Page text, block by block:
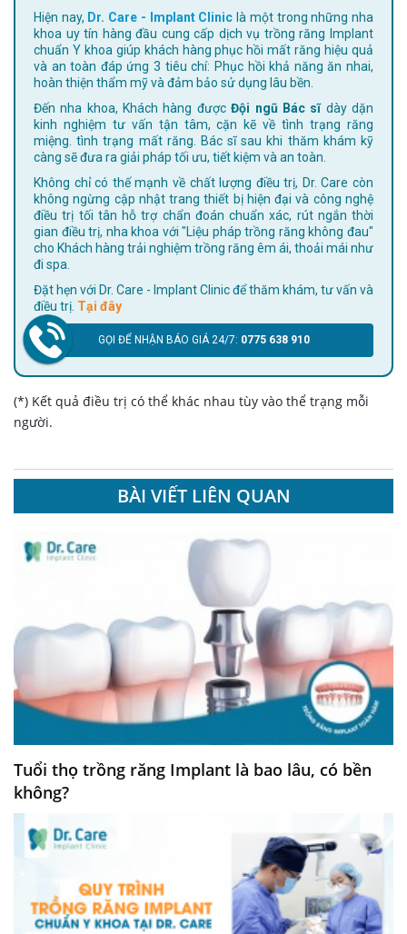
Hiện nay, Dr. Care - Implant Clinic là một trong những nha
khoa uy tín hàng đầu cung cấp dịch vụ trồng răng Implant
chuẩn Y khoa giúp khách hàng phục hồi mất răng hiệu quả
và an toàn đáp ứng 3 tiêu chí: Phục hồi khả năng ăn nhai,
hoàn thiện thẩm mỹ và đảm bảo sử dụng lâu bền.
Đến nha khoa, Khách hàng đượcĐội ngũ Bác sĩdày dặn
kinh nghiệm tư vấn tận tâm, cặn kẽ về tình trạng răng
miệng. tình trạng mất răng. Bác sĩ sau khi thăm khám kỹ
càng sẽ đưa ra giải pháp tối ưu, tiết kiệm và an toàn.
Không chỉ có thế mạnh về chất lượng điều trị, Dr. Care còn
không ngừng cập nhật trang thiết bị hiện đại và công nghệ
điều trị tối tân hỗ trợ chẩn đoán chuẩn xác, rút ngắn thời
gian điều trị, nha khoa với "Liệu pháp trồng răng không đau"
cho Khách hàng trải nghiệm trồng răng êm ái, thoải mái như
đi spa.
Đặt hẹn với Dr. Care - Implant Clinic để thăm khám, tư vấn và
điều trị. Tại đây
GỌI ĐỂ NHẬN BÁO GIÁ 24/7: 0775 638 910
(*) Kết quả điều trị có thể khác nhau tùy vào thể trạng mỗi
người.
BÀI VIẾT LIÊN QUAN
Tuổi thọ trồng răng Implant là bao lâu, có bền
không?